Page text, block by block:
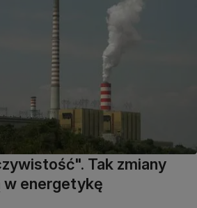
Tak zmiany
w energetykę